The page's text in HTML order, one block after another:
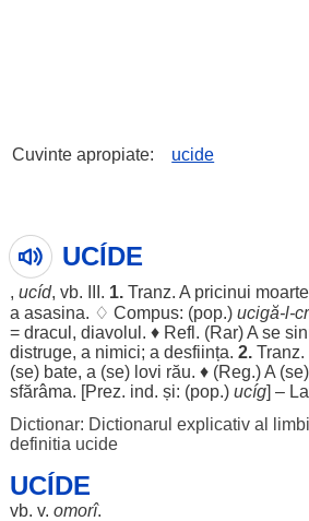
Cuvinte apropiate: ucide
UCÍDE
, ucíd, vb. III. 1.Tranz. A pricinui
a asasina. ♢ Compus: (pop.) ucigă-l-
= dracul , diavolul . ♦ Refl. (Rar) A se
distruge, a nimici; a desființa. 2.Tranz.
(se) bate, a (se) lovi rău. ♦ (Reg.) A (se)
sfărâma. [Prez. ind. și: (pop.) ucíg] –
Dictionar: Dictionarul explicativ al
definitia ucide
UCÍDE
vb. v. omorî.